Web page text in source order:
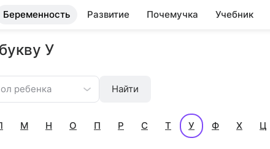
Беременность Развитие Почемучка Учебник
У
ребенка Найти
М Н О П Р С Т У Ф Х Ц